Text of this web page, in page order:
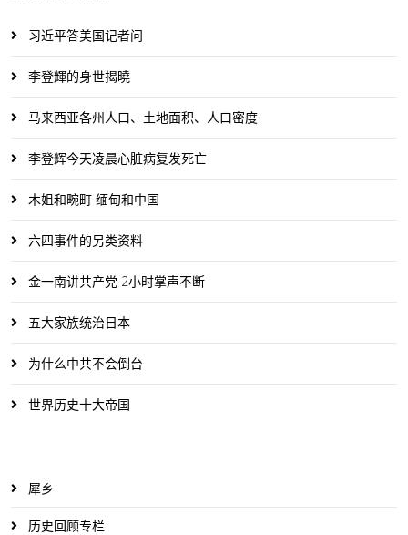
习近平答美国记者问
李登輝的身世揭曉
马来西亚各州人口、土地面积、人口密度
李登辉今天凌晨心脏病复发死亡
木姐和畹町 缅甸和中国
六四事件的另类资料
金一南讲共产党 2小时掌声不断
五大家族统治日本
为什么中共不会倒台
世界历史十大帝国
犀乡
历史回顾专栏